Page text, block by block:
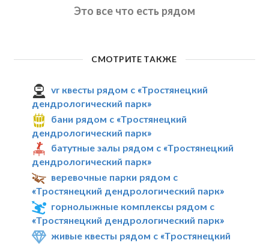
Это все что есть рядом
СМОТРИТЕ ТАКЖЕ
vr квесты рядом с «Тростянецкий
дендрологический парк»
бани рядом с «Тростянецкий
дендрологический парк»
батутные залы рядом с «Тростянецкий
дендрологический парк»
веревочные парки рядом с
«Тростянецкий дендрологический парк»
горнолыжные комплексы рядом с
«Тростянецкий дендрологический парк»
живые квесты рядом с «Тростянецкий